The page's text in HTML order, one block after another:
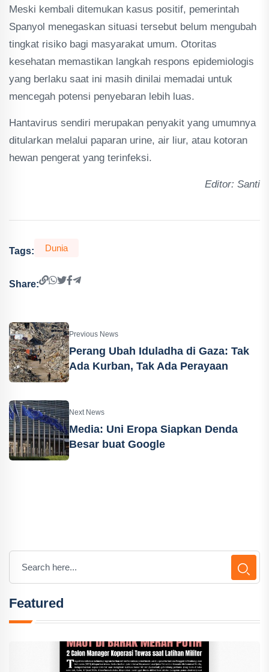
Meski kembali ditemukan kasus positif, pemerintah
Spanyol menegaskan situasi tersebut belum mengubah
tingkat risiko bagi masyarakat umum. Otoritas
kesehatan memastikan langkah respons epidemiologis
yang berlaku saat ini masih dinilai memadai untuk
mencegah potensi penyebaran lebih luas.
Hantavirus sendiri merupakan penyakit yang umumnya
ditularkan melalui paparan urine, air liur, atau kotoran
hewan pengerat yang terinfeksi.
Editor: Santi
Tags: Dunia
Share:
Previous News
Perang Ubah Iduladha di Gaza: Tak
Ada Kurban, Tak Ada Perayaan
Next News
Media: Uni Eropa Siapkan Denda
Besar buat Google
Featured